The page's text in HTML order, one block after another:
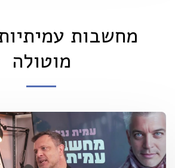
מחשבות
מוטולה